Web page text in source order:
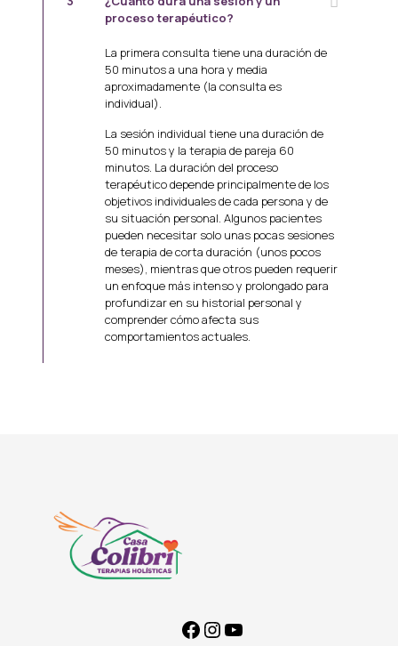
proceso terapéutico?
La primera consulta tiene una duración de
50 minutos a una hora y media
aproximadamente (la consulta es
individual).
La sesión individual tiene una duración de
50 minutos y la terapia de pareja 60
minutos. La duración del proceso
terapéutico depende principalmente de los
objetivos individuales de cada persona y de
su situación personal. Algunos pacientes
pueden necesitar solo unas pocas sesiones
de terapia de corta duración (unos pocos
meses), mientras que otros pueden requerir
un enfoque más intenso y prolongado para
profundizar en su historial personal y
comprender cómo afecta sus
comportamientos actuales.